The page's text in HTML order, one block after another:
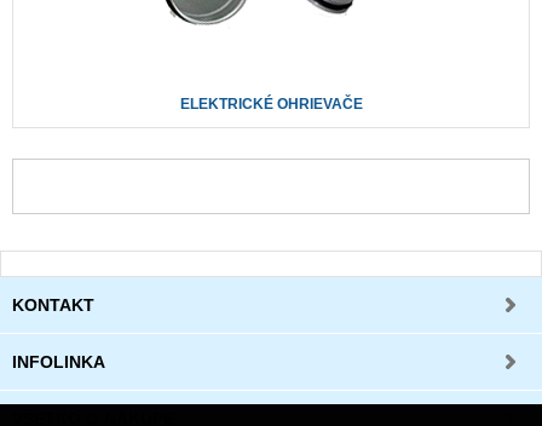
ELEKTRICKÉ OHRIEVAČE
KONTAKT
INFOLINKA